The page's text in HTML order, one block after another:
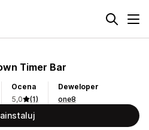
Timer Bar
Ocena
5,0
(1)
Deweloper
one8